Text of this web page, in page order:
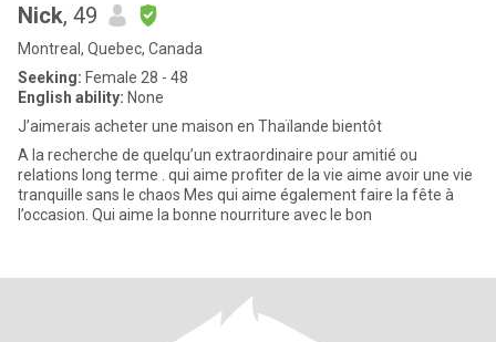
Nick, 49
Montreal, Quebec, Canada
Seeking: Female 28 - 48
English ability: None
J’aimerais acheter une maison en Thaïlande bientôt
A la recherche de quelqu’un extraordinaire pour amitié ou
relations long terme . qui aime profiter de la vie aime avoir une vie
tranquille sans le chaos Mes qui aime également faire la fête à
l’occasion. Qui aime la bonne nourriture avec le bon